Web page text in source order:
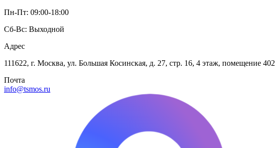
Пн-Пт: 09:00-18:00
Сб-Вс: Выходной
Адрес
111622, г. Москва, ул. Большая Косинская, д. 27, стр. 16, 4 этаж, помещение 402
Почта
info@tsmos.ru